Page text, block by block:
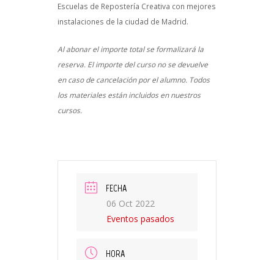
Escuelas de Repostería Creativa con mejores
instalaciones de la ciudad de Madrid.
Al abonar el importe total se formalizará la
reserva. El importe del curso no se devuelve
en caso de cancelación por el alumno. Todos
los materiales están incluidos en nuestros
cursos.
FECHA
06 Oct 2022
Eventos pasados
HORA